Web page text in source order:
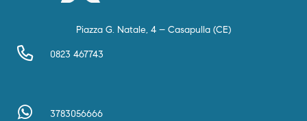
Piazza G. Natale, 4 – Casapulla (CE)
0823 467743
3783056666